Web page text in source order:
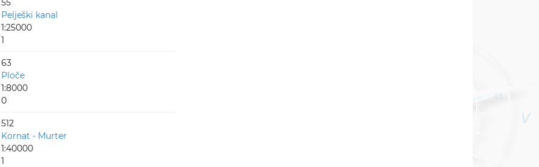
55
Pelješki kanal
1:25000
1
63
Ploče
1:8000
0
512
Kornat - Murter
1:40000
1